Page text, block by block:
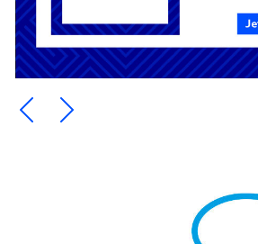
Ein Element zurück blättern
Ein Element weiter blättern